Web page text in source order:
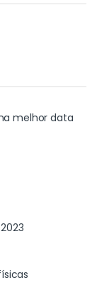
melhor data